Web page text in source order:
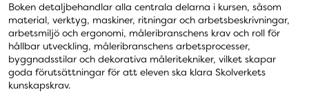
Boken detaljbehandlar alla centrala delarna i kursen, såsom
material, verktyg, maskiner, ritningar och arbetsbeskrivningar,
arbetsmiljö och ergonomi, måleribranschens krav och roll för
hållbar utveckling, måleribranschens arbetsprocesser,
byggnadsstilar och dekorativa måleritekniker, vilket skapar
goda förutsättningar för att eleven ska klara Skolverkets
kunskapskrav.